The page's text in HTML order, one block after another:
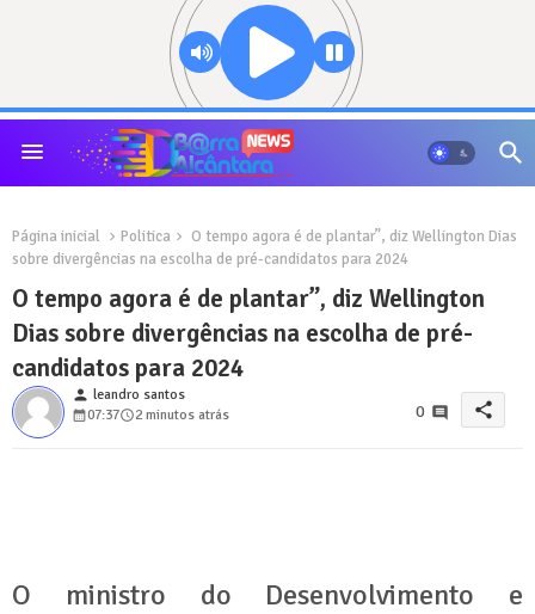
Página inicial Politica
O tempo agora é de plantar”, diz Wellington Dias
sobre divergências na escolha de pré-candidatos para 2024
O tempo agora é de plantar”, diz Wellington
Dias sobre divergências na escolha de pré-
candidatos para 2024
person leandro santos
07:37
2 minutos atrás 0 share
O ministro do Desenvolvimento e